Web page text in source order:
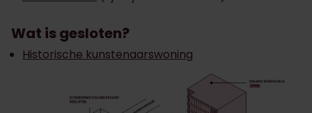
Wat is gesloten?
Historische kunstenaarswoning